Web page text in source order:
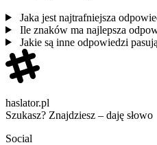
Jaka jest najtrafniejsza
Ile znaków ma najlepsza
Jakie są inne odpowiedzi
haslator.pl
Szukasz? Znajdziesz – daję słowo
Social